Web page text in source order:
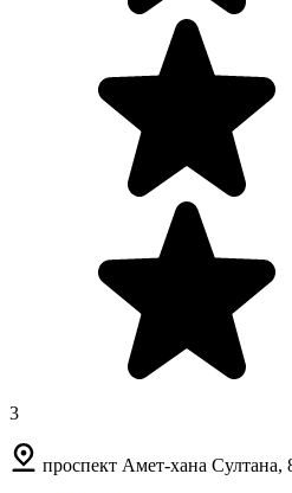
3
проспект Амет-хана Султана,